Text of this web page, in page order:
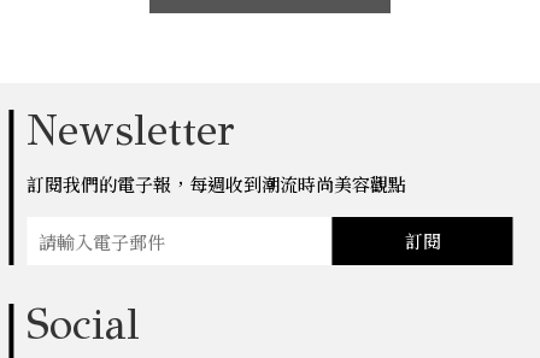
Newsletter
訂閱我們的電子報，每週收到潮流時尚美容觀點
訂閱
Social